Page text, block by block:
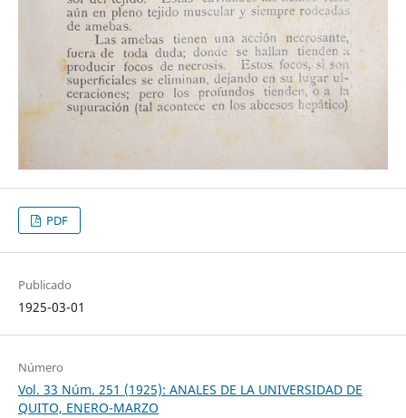
PDF
Publicado
1925-03-01
Número
Vol. 33 Núm. 251 (1925): ANALES DE LA UNIVERSIDAD DE
QUITO, ENERO-MARZO